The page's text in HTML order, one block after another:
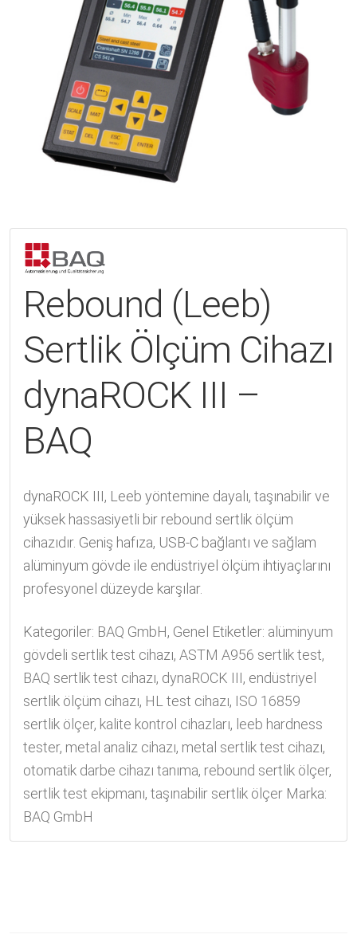
Rebound (Leeb)
Sertlik Ölçüm Cihazı
dynaROCK III –
BAQ
dynaROCK III, Leeb yöntemine dayalı, taşınabilir ve
yüksek hassasiyetli bir rebound sertlik ölçüm
cihazıdır. Geniş hafıza, USB-C bağlantı ve sağlam
alüminyum gövde ile endüstriyel ölçüm ihtiyaçlarını
profesyonel düzeyde karşılar.
Kategoriler: BAQ GmbH, Genel Etiketler: alüminyum
gövdeli sertlik test cihazı, ASTM A956 sertlik test,
BAQ sertlik test cihazı, dynaROCK III, endüstriyel
sertlik ölçüm cihazı, HL test cihazı, ISO 16859
sertlik ölçer, kalite kontrol cihazları, leeb hardness
tester, metal analiz cihazı, metal sertlik test cihazı,
otomatik darbe cihazı tanıma, rebound sertlik ölçer,
sertlik test ekipmanı, taşınabilir sertlik ölçer Marka:
BAQ GmbH